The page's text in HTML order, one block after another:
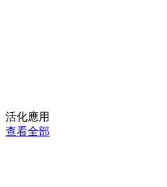
活化應用
查看全部